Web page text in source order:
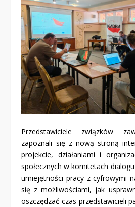
Przedstawiciele związków
zapoznali się z nową stroną
projekcie, działaniami i
społecznych w komitetach
umiejętności pracy z cyfrowymi
się z możliwościami, jak
oszczędzać czas przedstawicieli